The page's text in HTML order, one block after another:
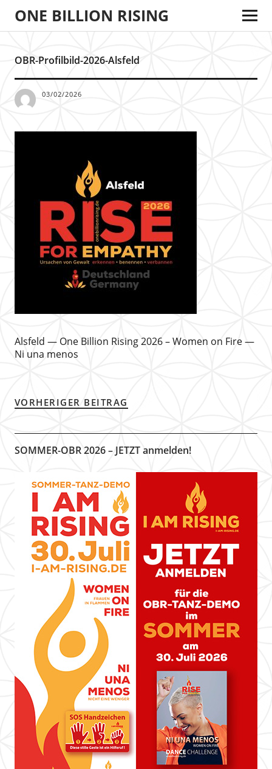
ONE BILLION RISING
OBR-Profilbild-2026-Alsfeld
03/02/2026
Alsfeld — One Billion Rising 2026 – Women on Fire —
Ni una menos
VORHERIGER BEITRAG
SOMMER-OBR 2026 – JETZT anmelden!